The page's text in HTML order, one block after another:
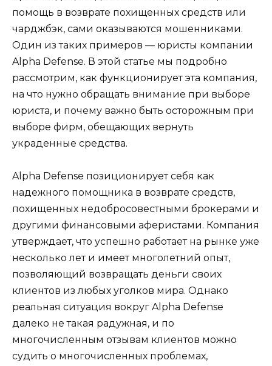
помощь в возврате похищенных средств или
чарджбэк, сами оказываются мошенниками.
Один из таких примеров — юристы компании
Alpha Defense. В этой статье мы подробно
рассмотрим, как функционирует эта компания,
на что нужно обращать внимание при выборе
юриста, и почему важно быть осторожным при
выборе фирм, обещающих вернуть
украденные средства.
Alpha Defense позиционирует себя как
надежного помощника в возврате средств,
похищенных недобросовестными брокерами и
другими финансовыми аферистами. Компания
утверждает, что успешно работает на рынке уже
несколько лет и имеет многолетний опыт,
позволяющий возвращать деньги своих
клиентов из любых уголков мира. Однако
реальная ситуация вокруг Alpha Defense
далеко не такая радужная, и по
многочисленным отзывам клиентов можно
судить о многочисленных проблемах,